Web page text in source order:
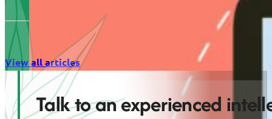
View all articles
Talk to an experienced